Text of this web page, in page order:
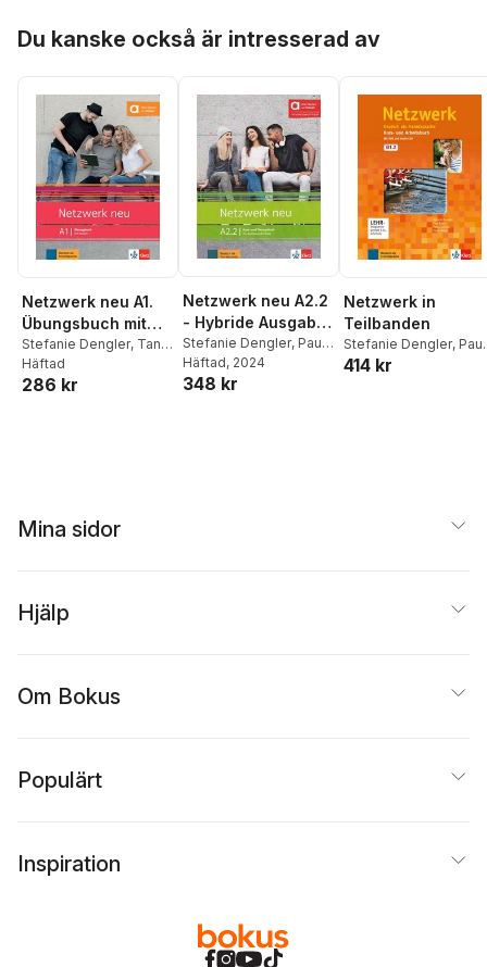
Du kanske också är intresserad av
Netzwerk neu A1.
Übungsbuch mit
Audios
Stefanie Dengler, Tanja
Mayr-Sieber
Rusch ,Helen Schmitz
Häftad
286 kr
Netzwerk neu A2.2
- Hybride Ausgabe
allango
Stefanie Dengler, Paul
Rusch,Helen Schmitz
Tanja Sieber
Häftad, 2024
348 kr
Netzwerk in
Teilbanden
Stefanie Dengler, Paul
Rusch,Helen Schmitz
414 kr
Mina sidor
Hjälp
Om Bokus
Populärt
Inspiration